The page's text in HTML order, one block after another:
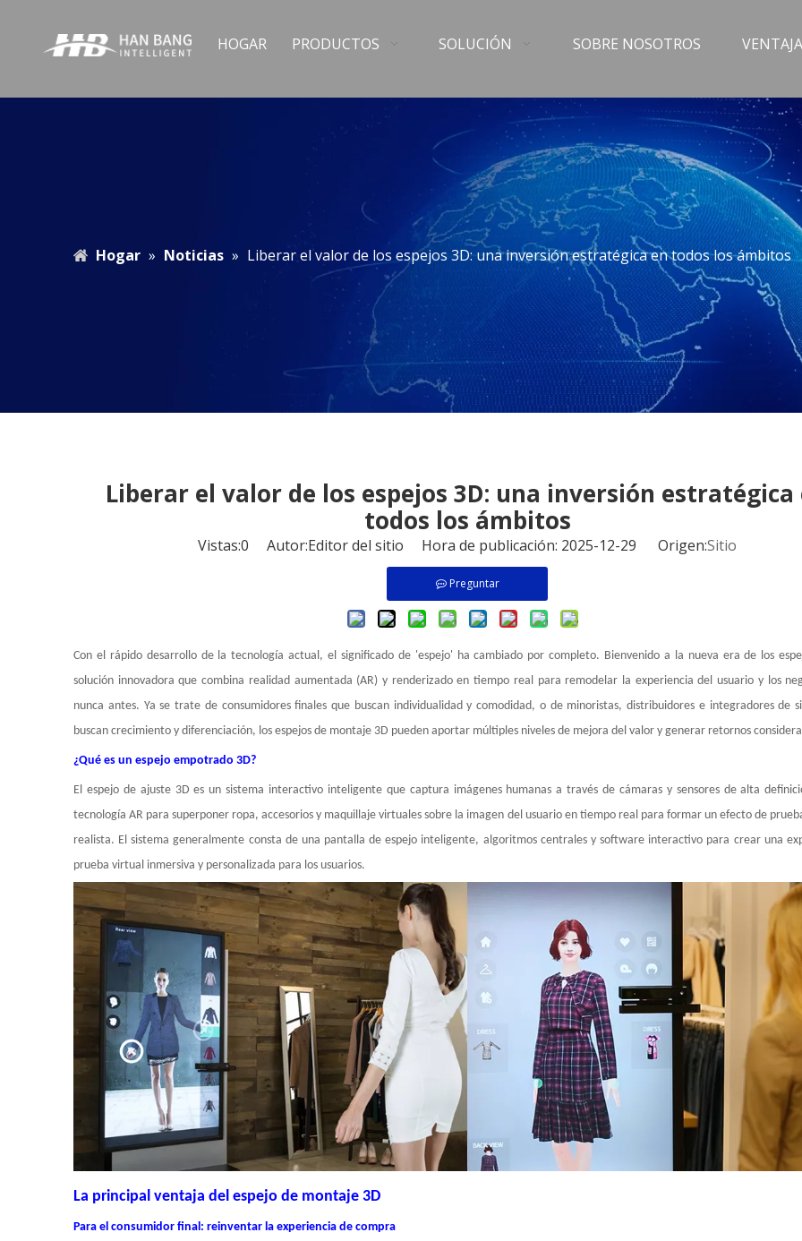
HOGAR PRODUCTOS SOLUCIÓN SOBRE NOSOTROS
Hogar » Noticias » Liberar el valor de los espejos 3D: una inversión estratégica en todos los ámbitos
Liberar el valor de los espejos 3D: una inversión estratégica
todos los ámbitos
Vistas:0 Autor:Editor del sitio Hora de publicación: 2025-12-29 Origen:Sitio
Preguntar
Con el rápido desarrollo de la tecnología actual, el significado de 'espejo' ha cambiado por completo. Bienvenido a la nueva era de los
solución innovadora que combina realidad aumentada (AR) y renderizado en tiempo real para remodelar la experiencia del usuario y los
nunca antes. Ya se trate de consumidores finales que buscan individualidad y comodidad, o de minoristas, distribuidores e integradores de
buscan crecimiento y diferenciación, los espejos de montaje 3D pueden aportar múltiples niveles de mejora del valor y generar retornos
¿Qué es un espejo empotrado 3D?
El espejo de ajuste 3D es un sistema interactivo inteligente que captura imágenes humanas a través de cámaras y sensores de alta
tecnología AR para superponer ropa, accesorios y maquillaje virtuales sobre la imagen del usuario en tiempo real para formar un efecto de
realista. El sistema generalmente consta de una pantalla de espejo inteligente, algoritmos centrales y software interactivo para crear una
prueba virtual inmersiva y personalizada para los usuarios.
La principal ventaja del espejo de montaje 3D
Para el consumidor final: reinventar la experiencia de compra